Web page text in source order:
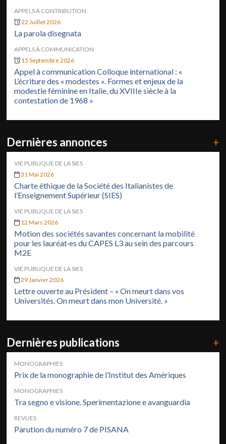
APPELS À CONTRIBUTION
22 Juillet 2026
La parola disegnata
APPELS À COMMUNICATION
15 Septembre 2026
Appel à communication Colloque international : «
L’écriture des « modestes ». Formes et enjeux de la
modestie féminine en Italie, du XVIIIe siècle à la
contestation de 1968 »
Dernières annonces +
VIE PUBLIQUE DE LA SIES
31 Mai 2026
Charte éthique de la Société des Italianistes de
l’Enseignement Supérieur (SIES)
VIE PUBLIQUE DE LA SIES
12 Mars 2026
Motion des sociétés savantes concernant la mobilité
pour les lauréat·es du CAPES L3 au sein des parcours
M2E
VIE PUBLIQUE DE LA SIES
29 Janvier 2026
Lettre ouverte au Président – « On meurt dans vos
Universités. On meurt dans mon Université. »
Dernières publications +
MONOGRAPHIES
Prix de la monographie de l’Institut des Amériques
MONOGRAPHIES
Tra segno e visione. Sperimentazione e avanguardia
REVUES
Parution du numéro 7 de PISANA